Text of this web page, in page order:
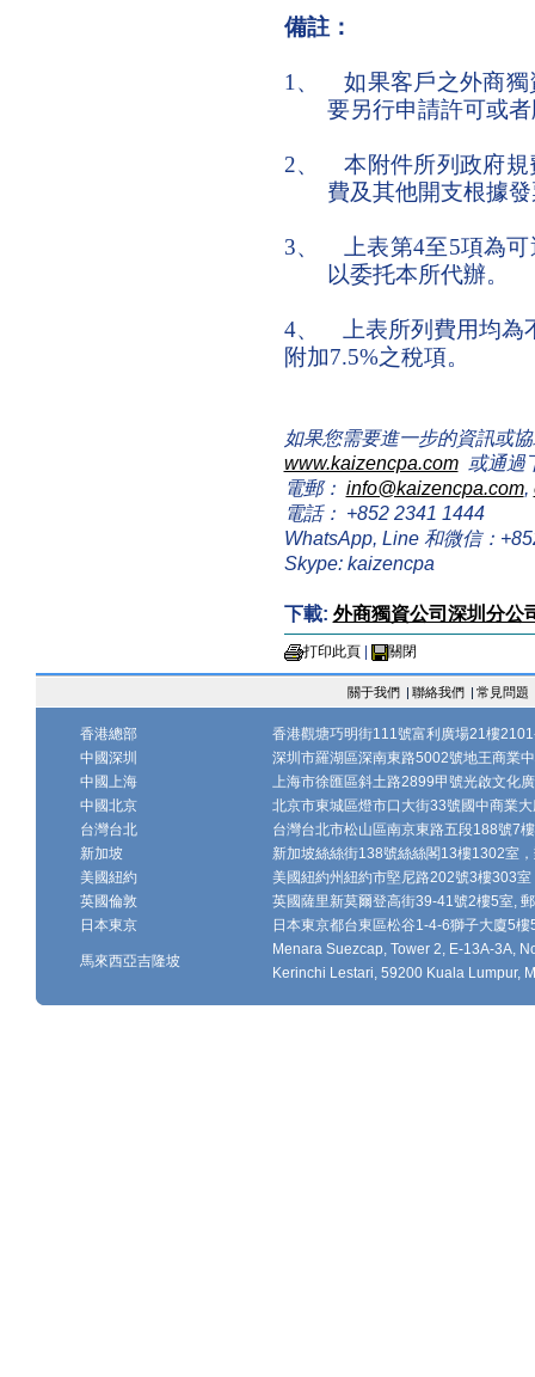
備註：
1 、
如果客戶之外商
要另行申請許可或
2、
本附件所列政府
費及其他開支根據
3、 上表第4至5項為
以委托本所代辦。
4、
上表所列費用均
附加7.5%之稅項。
如果您需要進一步的資訊或
www.kaizencpa.com或通過
電郵： info@kaizencpa.com,
電話： +852 2341 1444
WhatsApp, Line 和微信：
Skype: kaizencpa
下載: 外商獨資公司深圳分公
打印此頁| 關閉
關于我們 | 聯絡我們 | 常見問題
香港總部
香港觀塘巧明街111號富利廣場21樓
中國深圳
深圳市羅湖區深南東路5002號地王商業
中國上海
上海市徐匯區斜土路2899甲號光啟文化
中國北京
北京市東城區燈市口大街33號國中商業
台灣台北
台灣台北市松山區南京東路五段188號7
新加坡
新加坡絲絲街138號絲絲閣13樓1302室
美國紐約
美國紐約州紐約市堅尼路202號3樓303
英國倫敦
英國薩里新莫爾登高街39-41號2樓5室,
日本東京
日本東京都台東區松谷1-4-6獅子大廈5
馬來西亞吉隆坡
Menara Suezcap, Tower 2, E-13A-3A,
Kerinchi Lestari, 59200 Kuala Lumpur,